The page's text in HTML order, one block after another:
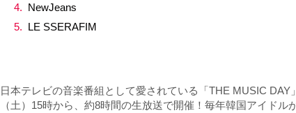
NewJeans
LE SSERAFIM
日本テレビの音楽番組として愛されている「THE MUSIC
（土）15時から、約8時間の生放送で開催！毎年韓国アイド